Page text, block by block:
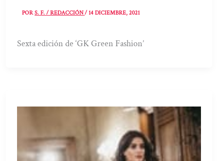
PORS. F. / REDACCIÓN/14 DICIEMBRE, 2021
Sexta edición de ‘GK Green Fashion’